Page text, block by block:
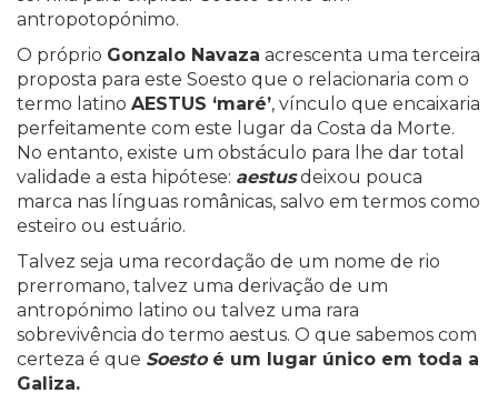
antropotopónimo.
O próprio Gonzalo Navaza acrescenta uma terceira
proposta para este Soesto que o relacionaria com o
termo latino AESTUS ‘maré’, vínculo que encaixaria
perfeitamente com este lugar da Costa da Morte.
No entanto, existe um obstáculo para lhe dar total
validade a esta hipótese: aestusdeixou pouca
marca nas línguas românicas, salvo em termos como
esteiro ou estuário.
Talvez seja uma recordação de um nome de rio
prerromano, talvez uma derivação de um
antropónimo latino ou talvez uma rara
sobrevivência do termo aestus. O que sabemos com
certeza é que Soestoé um lugar único em toda a
Galiza.